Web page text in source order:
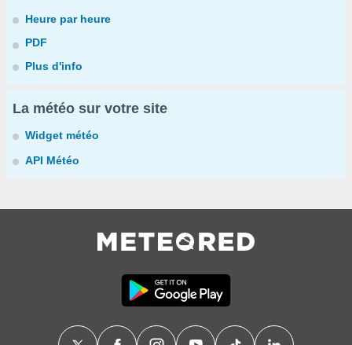
Heure par heure
PDF
Plus d'info
La météo sur votre site
Widget météo
API Météo